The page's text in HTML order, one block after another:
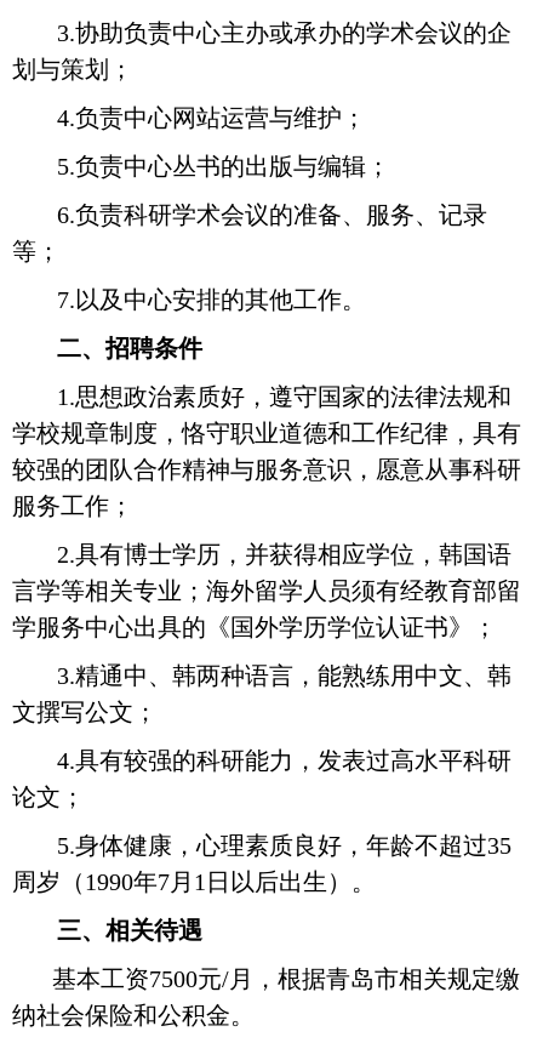
3.协助负责中心主办或承办的学术会议的企
划与策划；
4.负责中心网站运营与维护；
5.负责中心丛书的出版与编辑；
6.负责科研学术会议的准备、服务、记录
等；
7.以及中心安排的其他工作。
二、招聘条件
1.思想政治素质好，遵守国家的法律法规和
学校规章制度，恪守职业道德和工作纪律，具有
较强的团队合作精神与服务意识，愿意从事科研
服务工作；
2.具有博士学历，并获得相应学位，韩国语
言学等相关专业；海外留学人员须有经教育部留
学服务中心出具的《国外学历学位认证书》
；
3.精通中、韩两种语言，能熟练用中文、韩
文撰写公文；
4.具有较强的科研能力，发表过高水平科研
论文；
5.身体健康，心理素质良好，年龄不超过35
周岁（1990年7月 1日以后出生）。
三、 相关待遇
基本工资7500元/月，根据青岛市相关规定缴
纳社会保险和公积金。